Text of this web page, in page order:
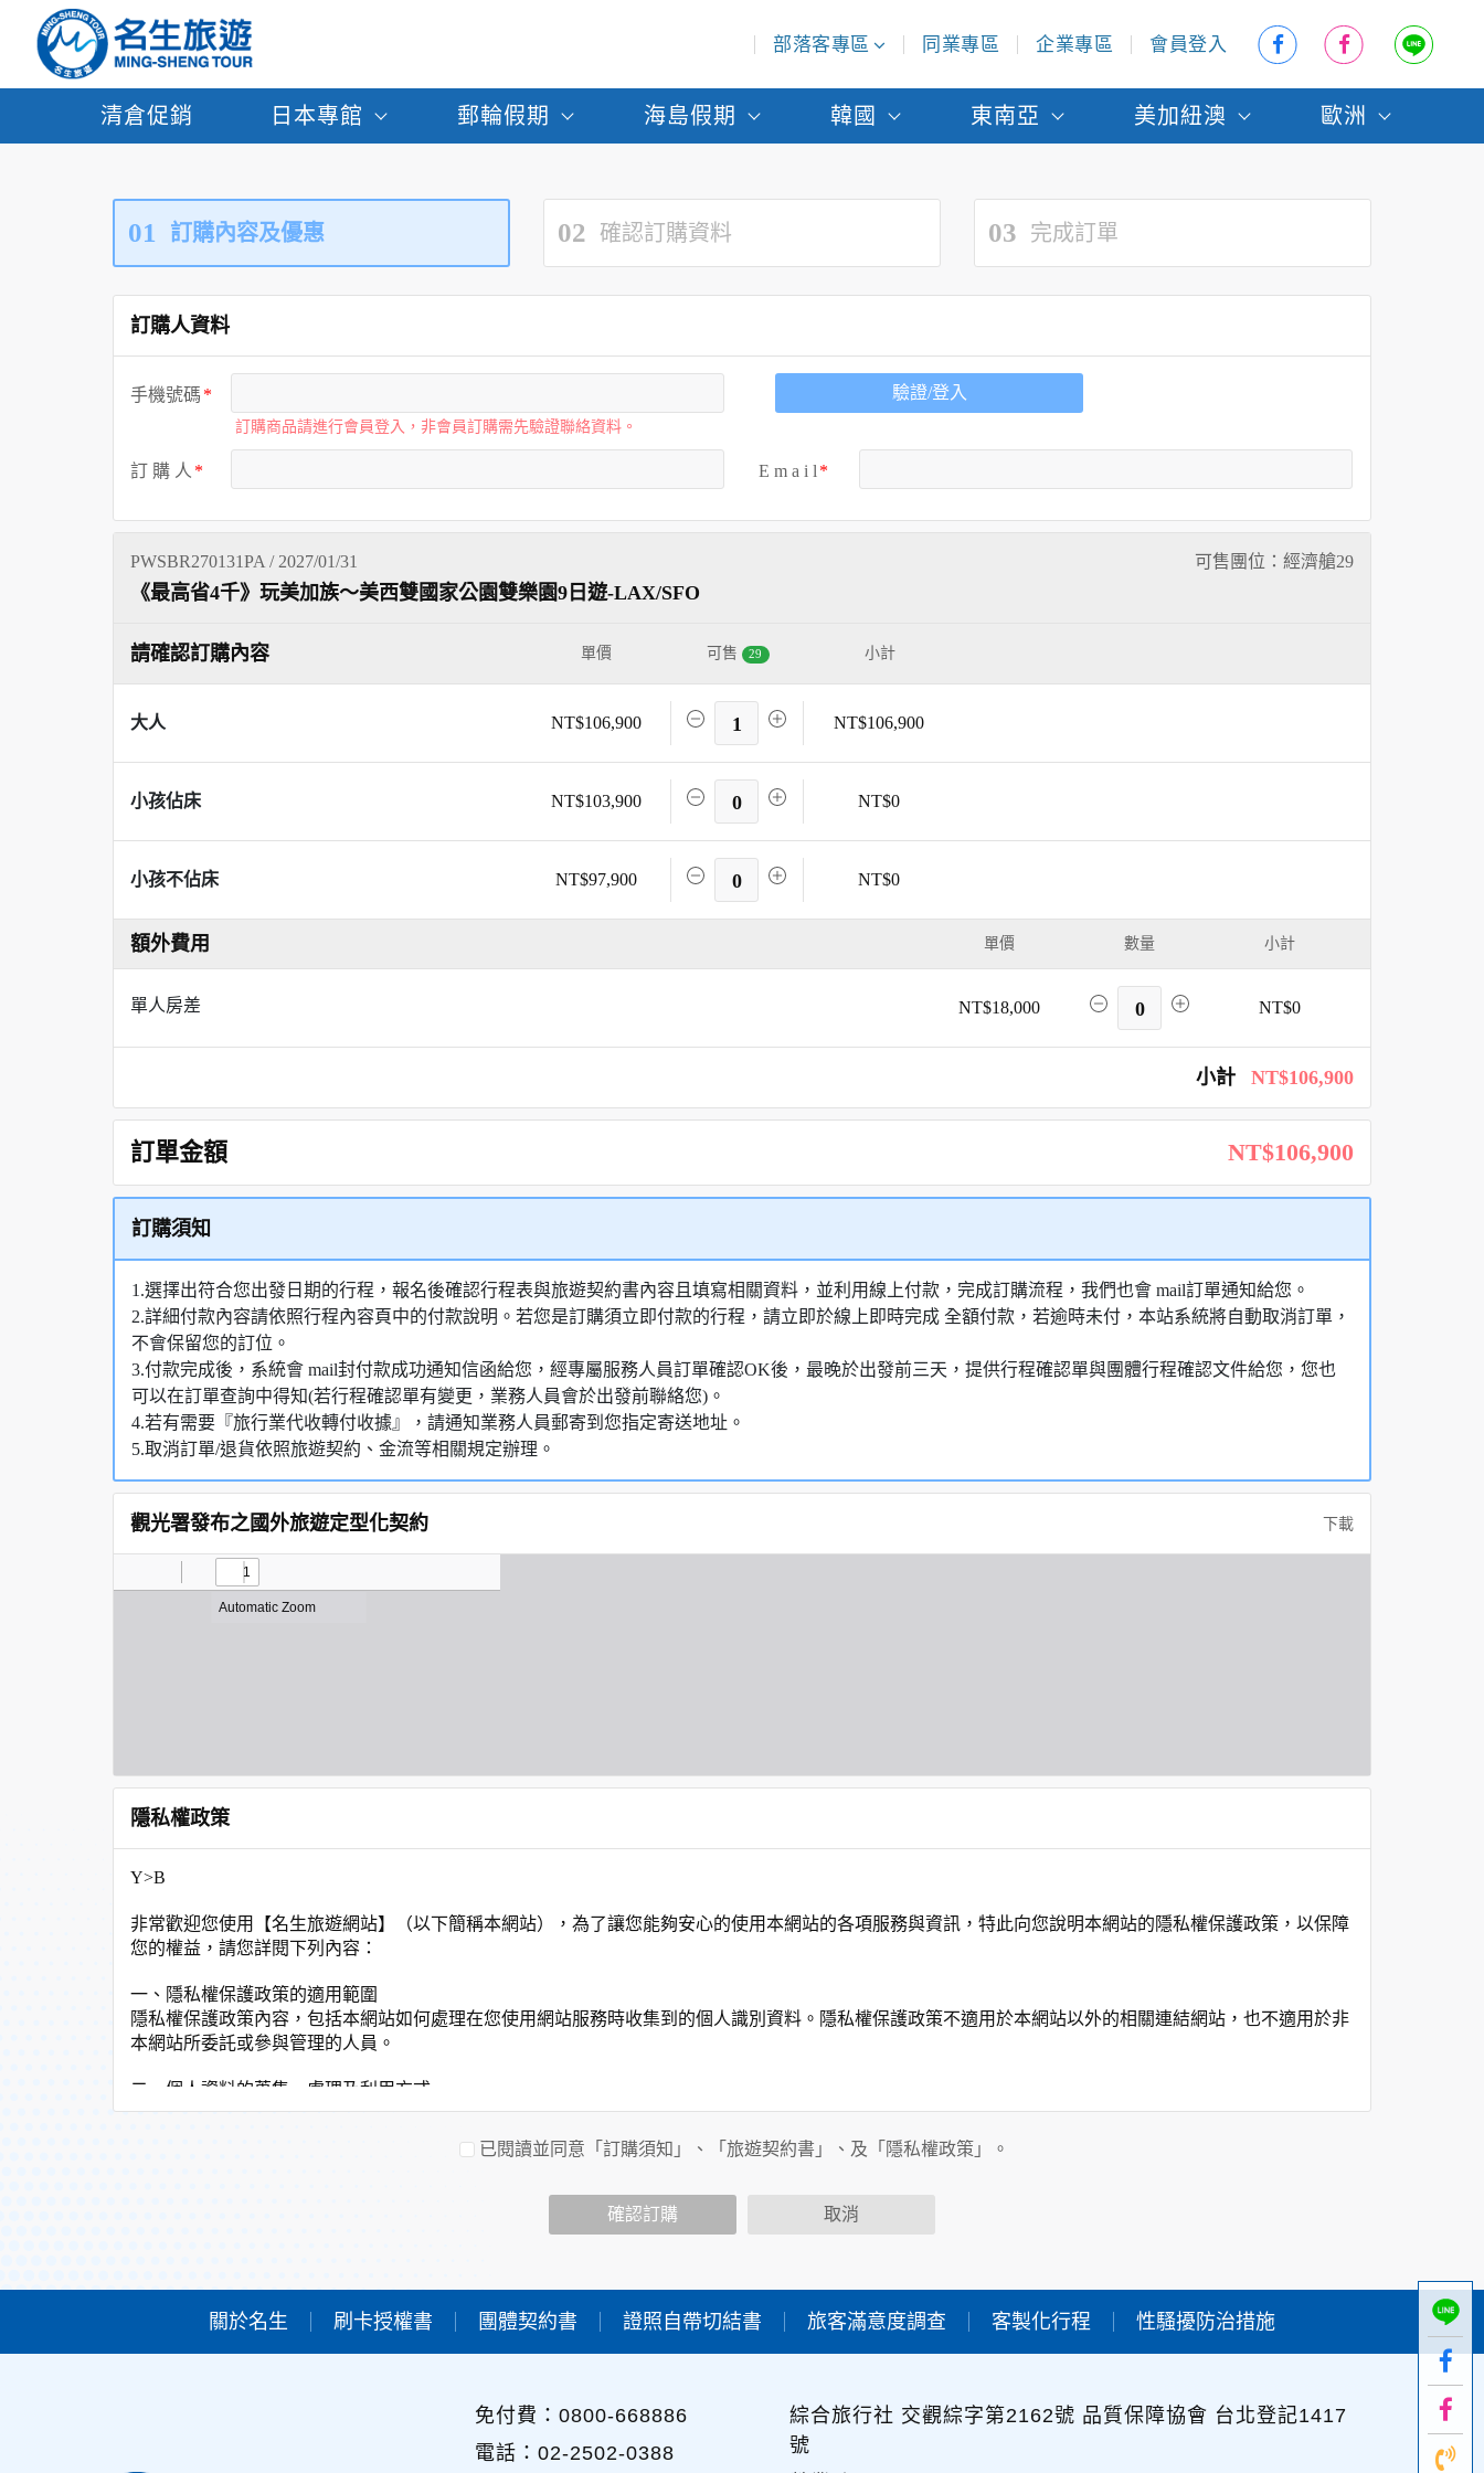
部落客專區 同業專區 企業專區 會員登入
清倉促銷 日本專館 郵輪假期 海島假期 韓國 東南亞 美加紐澳 歐洲
01 訂購內容及優惠 02 確認訂購資料 03 完成訂單
訂購人資料
手機號碼
訂購商品請進行會員登入，非會員訂購需先驗證聯絡資料。
驗證/登入
訂 購 人 E m a i l
PWSBR270131PA / 2027/01/31 可售團位：經濟艙29
《最高省4千》玩美加族～美西雙國家公園雙樂園9日遊-LAX/SFO
請確認訂購內容 單價 可售 29 小計
大人 NT$106,900 1 NT$106,900
小孩佔床 NT$103,900 0 NT$0
小孩不佔床 NT$97,900 0 NT$0
額外費用 單價 數量 小計
單人房差 NT$18,000 0 NT$0
小計 NT$106,900
訂單金額 NT$106,900
訂購須知
1.選擇出符合您出發日期的行程，報名後確認行程表與旅遊契約書內容且填寫相關資料，並利用線上付款，完成訂購流程，我們也會 mail訂單通知給您。
2.詳細付款內容請依照行程內容頁中的付款說明。若您是訂購須立即付款的行程，請立即於線上即時完成 全額付款，若逾時未付，本站系統將自動取消訂單，
不會保留您的訂位。
3.付款完成後，系統會 mail封付款成功通知信函給您，經專屬服務人員訂單確認OK後，最晚於出發前三天，提供行程確認單與團體行程確認文件給您，您也
可以在訂單查詢中得知(若行程確認單有變更，業務人員會於出發前聯絡您)。
4.若有需要『旅行業代收轉付收據』，請通知業務人員郵寄到您指定寄送地址。
5.取消訂單/退貨依照旅遊契約、金流等相關規定辦理。
觀光署發布之國外旅遊定型化契約 下載
隱私權政策
Y>B
非常歡迎您使用【名生旅遊網站】（以下簡稱本網站），為了讓您能夠安心的使用本網站的各項服務與資訊，特此向您說明本網站的隱私權保護政策，以保障
您的權益，請您詳閱下列內容：
一、隱私權保護政策的適用範圍
隱私權保護政策內容，包括本網站如何處理在您使用網站服務時收集到的個人識別資料。隱私權保護政策不適用於本網站以外的相關連結網站，也不適用於非
本網站所委託或參與管理的人員。
二、個人資料的蒐集、處理及利用方式
當您造訪本網站或使用本網站所提供之功能服務時，我們將視該服務功能性質，請您提供必要的個人資料，並在該特定目的範圍內處理及利用您的個人資料；
非經您書面同意，本網站不會將個人資料用於其他用途。
本網站在您使用服務信箱、問卷調查等互動性功能時，會保留您所提供的姓名、電子郵件地址、聯絡方式及使用時間等。
為提供精確的服務，我們會將收集的問卷調查內容進行統計與分析，分析結果之統計數據或說明文字呈現，除供內部研究外，我們會視需要公佈統計數據及說
本網站主機均設有防火牆、防毒系統等相關的各項資訊安全設備及必要的安全防護措施，加以保護網站及您的個人資料採用嚴格的保護措施，只由經過授權的
人員才能接觸您的個人資料，相關處理人員皆簽有保密合約，如有違反保密義務者，將會受到相關的法律處分。
本網站的網頁提供其他網站的網路連結，您也可經由本網站所提供的連結，點選進入其他網站。但該連結網站不適用本網站的隱私權保護政策，您必須參考該
已閱讀並同意「訂購須知」、「旅遊契約書」、及「隱私權政策」。
確認訂購 取消
關於名生 刷卡授權書 團體契約書 證照自帶切結書 旅客滿意度調查 客製化行程 性騷擾防治措施
免付費：0800-668886
電話：02-2502-0388
綜合旅行社 交觀綜字第2162號 品質保障協會 台北登記1417
號